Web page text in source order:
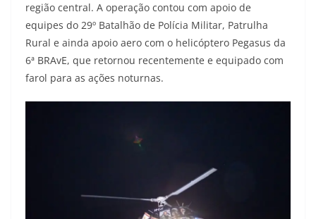
região central. A operação contou com apoio de
equipes do 29º Batalhão de Polícia Militar, Patrulha
Rural e ainda apoio aero com o helicóptero Pegasus da
6ª BRAvE, que retornou recentemente e equipado com
farol para as ações noturnas.